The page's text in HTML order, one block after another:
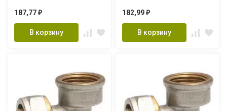
187,77 ₽
В корзину
182,99 ₽
В корзину